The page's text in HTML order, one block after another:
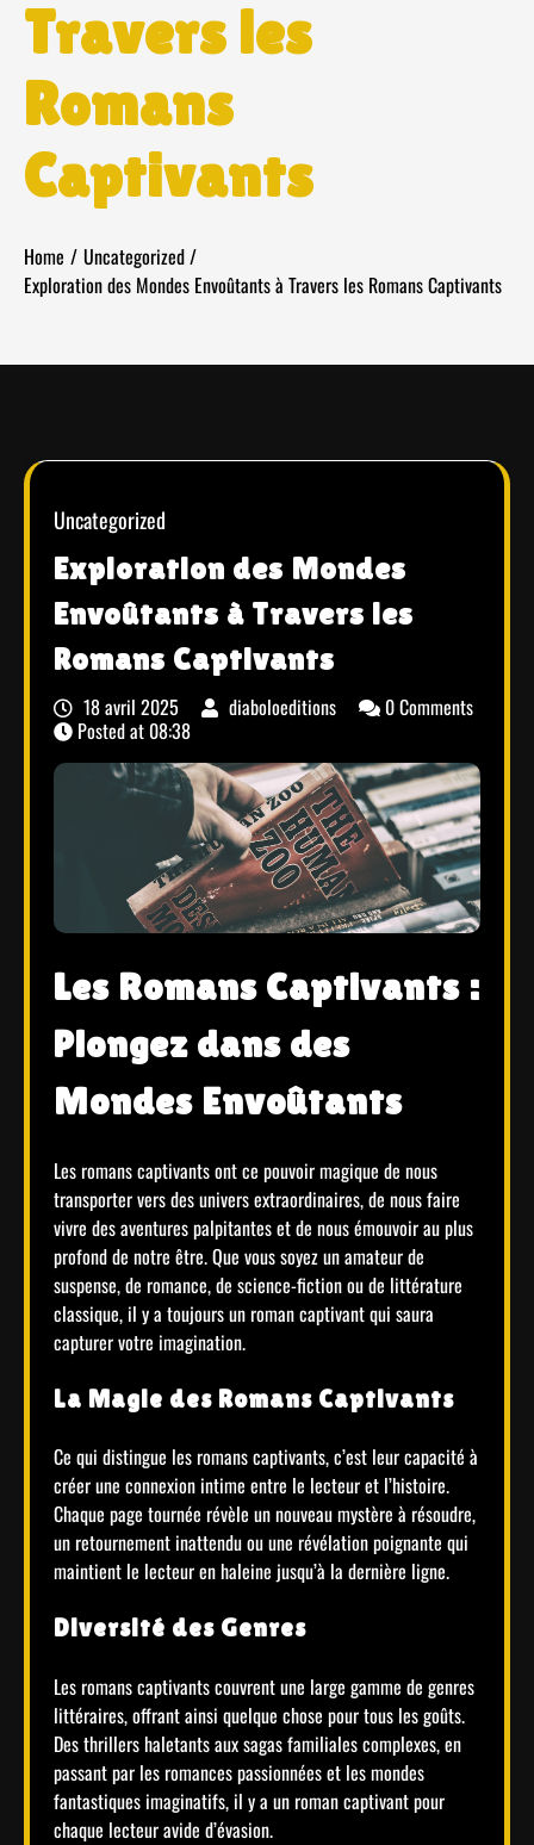
Travers les
Romans
Captivants
Home
Uncategorized
Exploration des Mondes Envoûtants à Travers les Romans Captivants
Uncategorized
Exploration des Mondes
Envoûtants à Travers les
Romans Captivants
18 avril 2025 diaboloeditions
0 Comments
Posted at 08:38
Les Romans Captivants :
Plongez dans des
Mondes Envoûtants
Les romans captivants ont ce pouvoir magique de nous
transporter vers des univers extraordinaires, de nous faire
vivre des aventures palpitantes et de nous émouvoir au plus
profond de notre être. Que vous soyez un amateur de
suspense, de romance, de science-fiction ou de littérature
classique, il y a toujours un roman captivant qui saura
capturer votre imagination.
La Magie des Romans Captivants
Ce qui distingue les romans captivants, c’est leur capacité à
créer une connexion intime entre le lecteur et l’histoire.
Chaque page tournée révèle un nouveau mystère à résoudre,
un retournement inattendu ou une révélation poignante qui
maintient le lecteur en haleine jusqu’à la dernière ligne.
Diversité des Genres
Les romans captivants couvrent une large gamme de genres
littéraires, offrant ainsi quelque chose pour tous les goûts.
Des thrillers haletants aux sagas familiales complexes, en
passant par les romances passionnées et les mondes
fantastiques imaginatifs, il y a un roman captivant pour
chaque lecteur avide d’évasion.